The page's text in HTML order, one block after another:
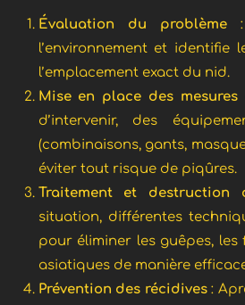
Évaluation du problème
l’environnement et identifie
l’emplacement exact du nid.
Mise en place des
d’intervenir, des
(combinaisons, gants,
éviter tout risque de piqûres.
Traitement et destruction
situation, différentes
pour éliminer les guêpes, les
asiatiques de manière
Prévention des récidives :